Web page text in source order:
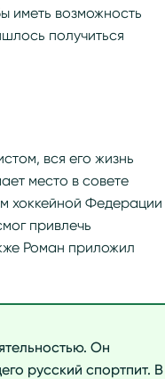
иметь возможность
получиться
вся его жизнь
место в совете
хоккейной Федерации
привлечь
Роман приложил
Он
русский спортпит. В